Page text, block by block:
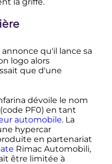
qu'il lance sa
logo alors
que d'une
dévoile le nom
PF0) en tant
automobile. La
hypercar
en partenariat
Rimac Automobili,
être limitée à